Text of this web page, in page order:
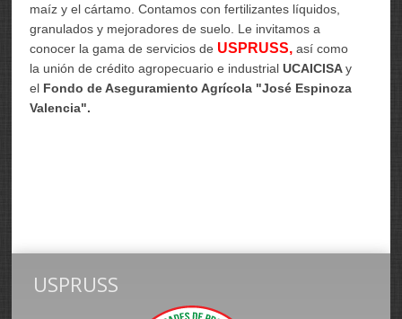
maíz y el cártamo.Contamos con fertilizantes líquidos,
granulados y mejoradores de suelo. Le invitamos a
conocer la gama de servicios de USPRUSS,así como
la unión de crédito agropecuario e industrialUCAICISAy
el Fondo de Aseguramiento Agrícola "José Espinoza
Valencia".
USPRUSS